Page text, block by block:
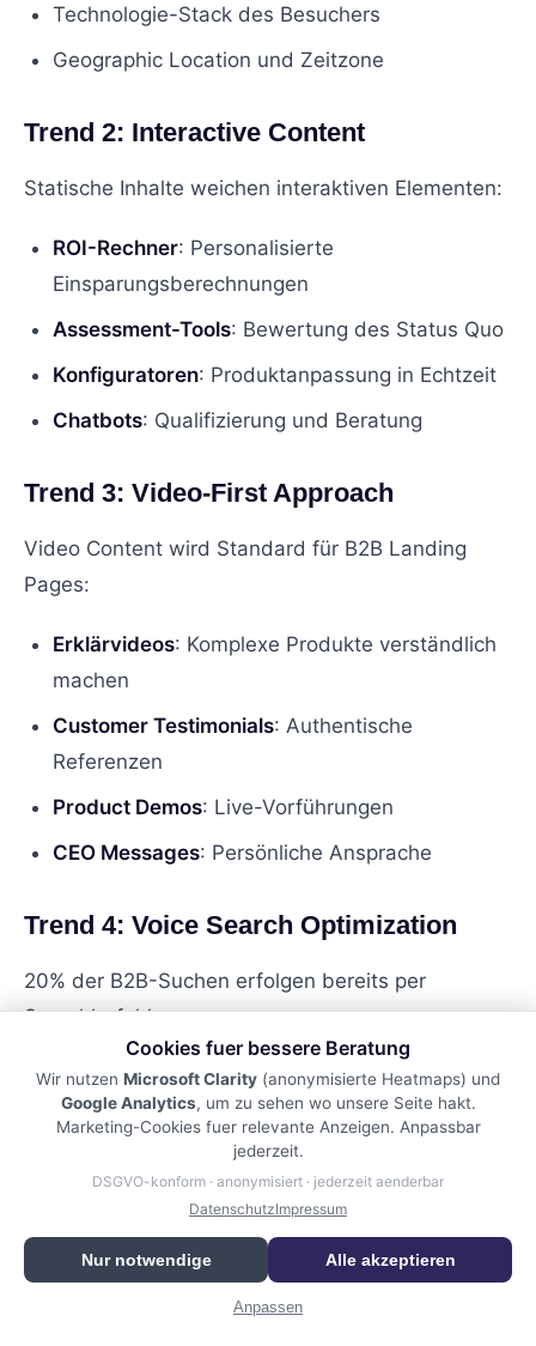
Technologie-Stack des Besuchers
Geographic Location und Zeitzone
Trend 2: Interactive Content
Statische Inhalte weichen interaktiven Elementen:
ROI-Rechner: Personalisierte
Einsparungsberechnungen
Assessment-Tools: Bewertung des Status Quo
Konfiguratoren: Produktanpassung in Echtzeit
Chatbots: Qualifizierung und Beratung
Trend 3: Video-First Approach
Video Content wird Standard für B2B Landing
Pages:
Erklärvideos: Komplexe Produkte verständlich
machen
Customer Testimonials: Authentische
Referenzen
Product Demos: Live-Vorführungen
CEO Messages: Persönliche Ansprache
Trend 4: Voice Search Optimization
20% der B2B-Suchen erfolgen bereits per
Sprachbefehl:
Conversational Keywords: Natürliche
Sprachmuster
: Direkte Antworten auf Fragen
: “Anbieter in meiner Nähe”
Bleiben Sie diesen Trends voraus, um Ihre
Konkurrenz zu überholen.
Cookies fuer bessere Beratung
Wir nutzen Microsoft Clarity (anonymisierte Heatmaps) und
Google Analytics, um zu sehen wo unsere Seite hakt.
Marketing-Cookies fuer relevante Anzeigen. Anpassbar
jederzeit.
DSGVO-konform · anonymisiert · jederzeit aenderbar
DatenschutzImpressum
Nur notwendige Alle akzeptieren
Anpassen